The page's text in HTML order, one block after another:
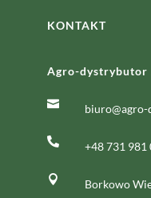
KONTAKT
Agro-dystrybutor

 +48 731 981

Borkowo